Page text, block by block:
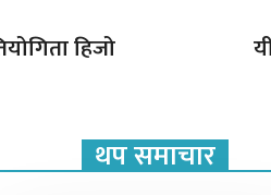
हिजो
थप समाचार